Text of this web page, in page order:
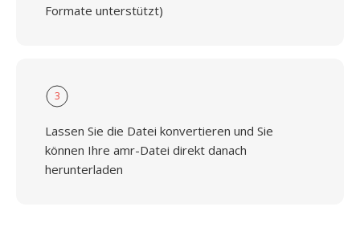
Formate unterstützt)
3
Lassen Sie die Datei konvertieren und Sie
können Ihre amr-Datei direkt danach
herunterladen